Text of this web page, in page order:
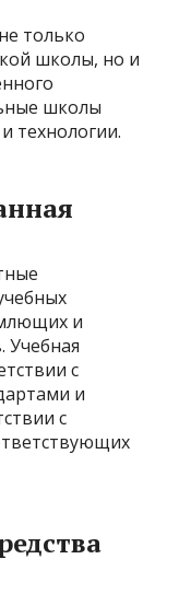
только
школы, но и
школы
технологии.
и
Учебная
с
и
с